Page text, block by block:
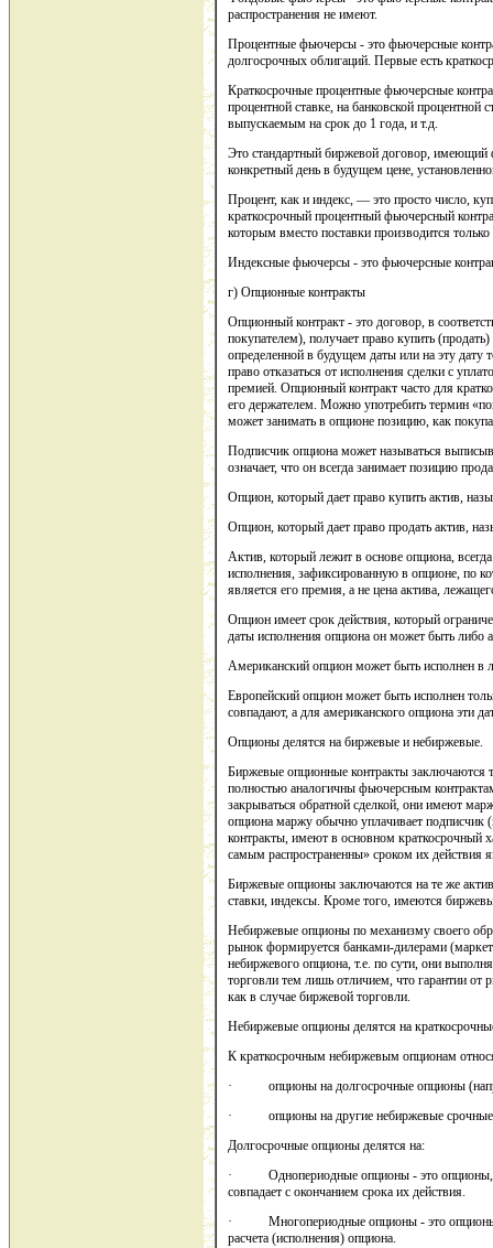
распространения не имеют.
Процентные фьючерсы - это фьючерсные
долгосрочных облигаций. Первые есть
Краткосрочные процентные фьючерсные
процентной ставке, на банковской
выпускаемым на срок до 1 года, и т.д.
Это стандартный биржевой договор, имеющий
конкретный день в будущем цене,
Процент, как и индекс, — это просто число,
краткосрочный процентный фьючерсный
которым вместо поставки производится
Индексные фьючерсы - это фьючерсные
г) Опционные контракты
Опционный контракт - это договор, в
покупателем), получает право купить
определенной в будущем даты или на эту
право отказаться от исполнения сделки с
премией. Опционный контракт часто для
его держателем. Можно употребить термин
может занимать в опционе позицию, как
Подписчик опциона может называться
означает, что он всегда занимает позицию
Опцион, который дает право купить актив,
Опцион, который дает право продать актив,
Актив, который лежит в основе опциона,
исполнения, зафиксированную в опционе, по
является его премия, а не цена актива,
Опцион имеет срок действия, который
даты исполнения опциона он может быть
Американский опцион может быть исполнен в
Европейский опцион может быть исполнен
совпадают, а для американского опциона эти
Опционы делятся на биржевые и небиржевые.
Биржевые опционные контракты заключаются
полностью аналогичны фьючерсным
закрываться обратной сделкой, они имеют
опциона маржу обычно уплачивает
контракты, имеют в основном краткосрочный
самым распространенны» сроком их действия
Биржевые опционы заключаются на те же
ставки, индексы. Кроме того, имеются
Небиржевые опционы по механизму своего
рынок формируется банками-дилерами
небиржевого опциона, т.е. по сути, они
торговли тем лишь отличием, что гарантии от
как в случае биржевой торговли.
Небиржевые опционы делятся на
К краткосрочным небиржевым опционам
· опционы на долгосрочные опционы
· опционы на другие небиржевые срочные
Долгосрочные опционы делятся на:
· Однопериодные опционы - это опционы,
совпадает с окончанием срока их действия.
· Многопериодные опционы - это опционы, в
расчета (исполнения) опциона.